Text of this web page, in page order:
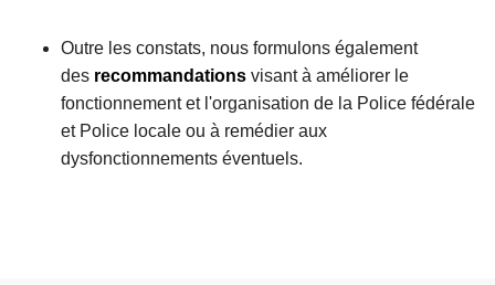
Outre les constats, nous formulons également
des recommandations visant à améliorer le
fonctionnement et l'organisation de la Police fédérale
et Police locale ou à remédier aux
dysfonctionnements éventuels.